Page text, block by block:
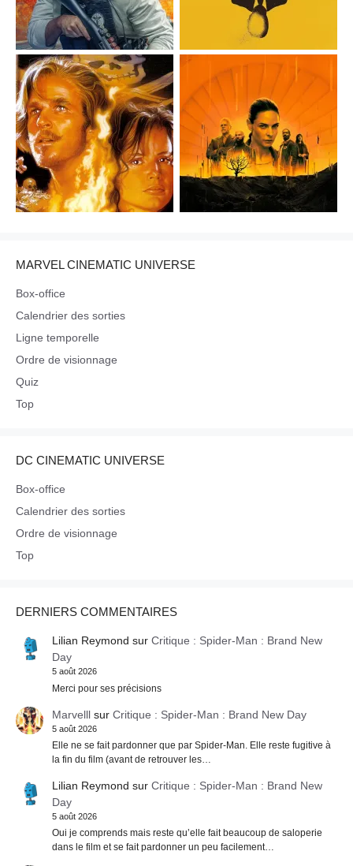
MARVEL CINEMATIC UNIVERSE
Box-office
Calendrier des sorties
Ligne temporelle
Ordre de visionnage
Quiz
Top
DC CINEMATIC UNIVERSE
Box-office
Calendrier des sorties
Ordre de visionnage
Top
DERNIERS COMMENTAIRES
Lilian Reymond sur Critique : Spider-Man : Brand New
Day
5 août 2026
Merci pour ses précisions
Marvelllsur Critique : Spider-Man : Brand New Day
5 août 2026
Elle ne se fait pardonner que par Spider-Man. Elle reste fugitive à
la fin du film (avant de retrouver les…
Lilian Reymond sur Critique : Spider-Man : Brand New
Day
5 août 2026
Oui je comprends mais reste qu’elle fait beaucoup de saloperie
dans le film et se fait pardonner un peu facilement…